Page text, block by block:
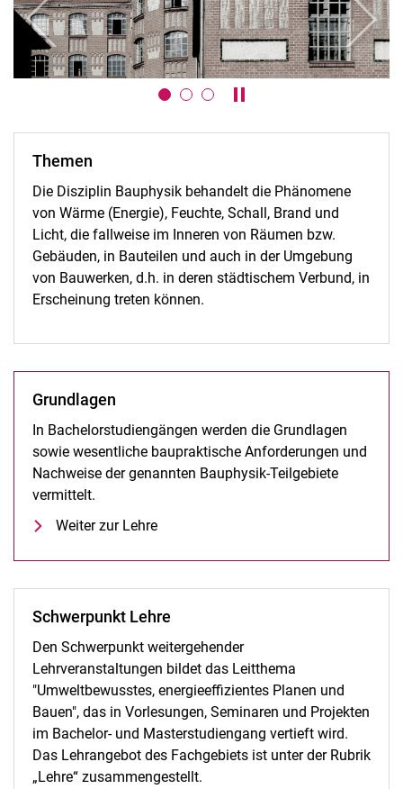
Karussell anhalten /
zurück weiter
Themen
Die Disziplin Bauphysik behandelt die Phänomene
von Wärme (Energie), Feuchte, Schall, Brand und
Licht, die fallweise im Inneren von Räumen bzw.
Gebäuden, in Bauteilen und auch in der Umgebung
von Bauwerken, d.h. in deren städtischem Verbund, in
Erscheinung treten können.
Grundlagen
In Bachelorstudiengängen werden die Grundlagen
sowie wesentliche baupraktische Anforderungen und
Nachweise der genannten Bauphysik-Teilgebiete
vermittelt.
Weiter zur Lehre
Schwerpunkt Lehre
Den Schwerpunkt weitergehender
Lehrveranstaltungen bildet das Leitthema
"Umweltbewusstes, energieeffizientes Planen und
Bauen", das in Vorlesungen, Seminaren und Projekten
im Bachelor- und Masterstudiengang vertieft wird.
Das Lehrangebot des Fachgebiets ist unter der Rubrik
„Lehre“ zusammengestellt.